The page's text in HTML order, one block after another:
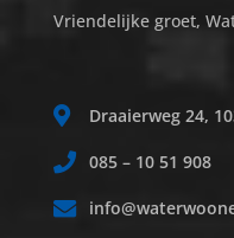
Vriendelijke groet,
Draaierweg 24,
085 – 10 51 908